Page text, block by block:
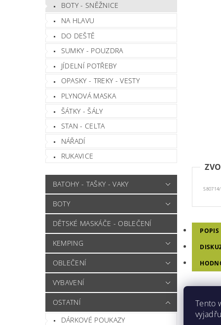
BOTY - SNĚŽNICE
NA HLAVU
DO DEŠTĚ
SUMKY - POUZDRA
JÍDELNÍ POTŘEBY
OPASKY - TREKY - VESTY
PLYNOVÁ MASKA
ŠÁTKY - ŠÁLY
STAN - CELTA
NÁŘADÍ
RUKAVICE
BATOHY - TAŠKY - VAKY
BOTY
DĚTSKÉ MASKÁČE - OBLEČENÍ
KEMPING
OBLEČENÍ
VYBAVENÍ
OSTATNÍ
DÁRKOVÉ POUKAZY
POPIS
Tento